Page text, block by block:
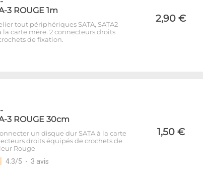
3 ROUGE 1m
tout périphériques SATA, SATA2
la carte mère. 2 connecteurs droits
de fixation.
2,90 €
-
3 ROUGE 30cm
un disque dur SATA à la carte
droits équipés de crochets de
Rouge
4.3/5 - 3 avis
1,50 €